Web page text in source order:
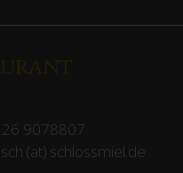
9078807
(at) schlossmiel.de